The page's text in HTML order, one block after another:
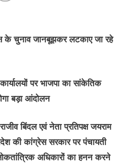
के चुनाव जानबूझकर लटकाए जा रहे
पर भाजपा का सांकेतिक
बड़ा आंदोलन
बिंदल एवं नेता प्रतिपक्ष जयराम
की कांग्रेस सरकार पर पंचायती
अधिकारों का हनन करने